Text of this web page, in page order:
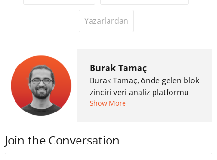
Yazarlardan
Burak Tamaç
Burak Tamaç, önde gelen blok
zinciri veri analiz platformu
CryptoQuant'ın Türkiye
çalışması yapan Tamaç'ın
Show More
Join the Conversation